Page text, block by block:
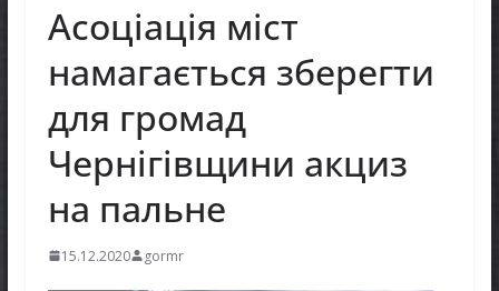
Асоціація міст
намагається зберегти
для громад
Чернігівщини акциз
на пальне
15.12.2020 gormr